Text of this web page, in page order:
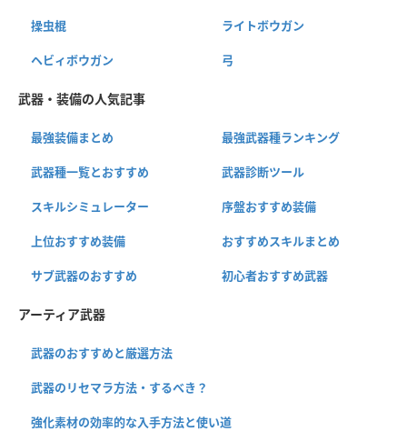
操虫棍 ライトボウガン
ヘビィボウガン 弓
武器・装備の人気記事
最強装備まとめ 最強武器種ランキング
武器種一覧とおすすめ 武器診断ツール
スキルシミュレーター 序盤おすすめ装備
上位おすすめ装備 おすすめスキルまとめ
サブ武器のおすすめ 初心者おすすめ武器
アーティア武器
武器のおすすめと厳選方法
武器のリセマラ方法・するべき？
強化素材の効率的な入手方法と使い道